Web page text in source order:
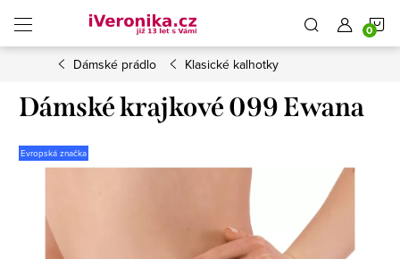
obsah
Dámské prádlo Klasické kalhotky
Dámské krajkové 099 Ewana
Evropská značka